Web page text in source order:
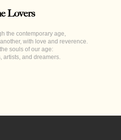
Lovers
the contemporary age,
with love and reverence.
souls of our age:
artists, and dreamers.